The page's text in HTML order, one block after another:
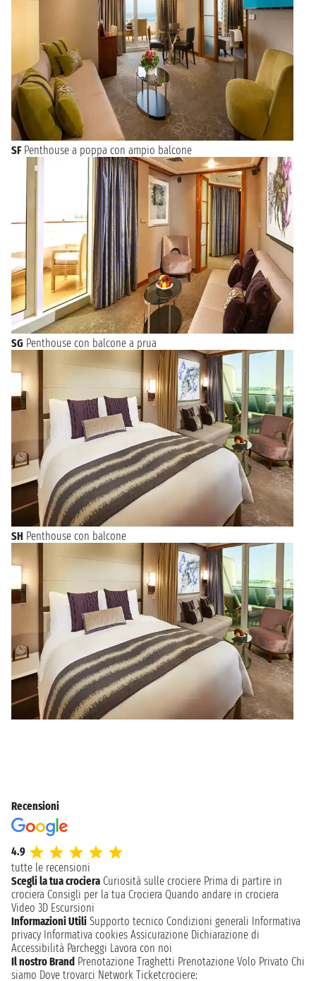
SF Penthouse a poppa con ampio balcone
SG Penthouse con balcone a prua
SH Penthouse con balcone
Recensioni
4.9
tutte le recensioni
Scegli la tua crociera Curiosità sulle crociere Prima di partire in
crociera Consigli per la tua Crociera Quando andare in crociera
Video 3D Escursioni
Informazioni Utili Supporto tecnico Condizioni generali Informativa
privacy Informativa cookies Assicurazione Dichiarazione di
Accessibilità Parcheggi Lavora con noi
Il nostro Brand Prenotazione Traghetti Prenotazione Volo Privato Chi
siamo Dove trovarci Network Ticketcrociere: